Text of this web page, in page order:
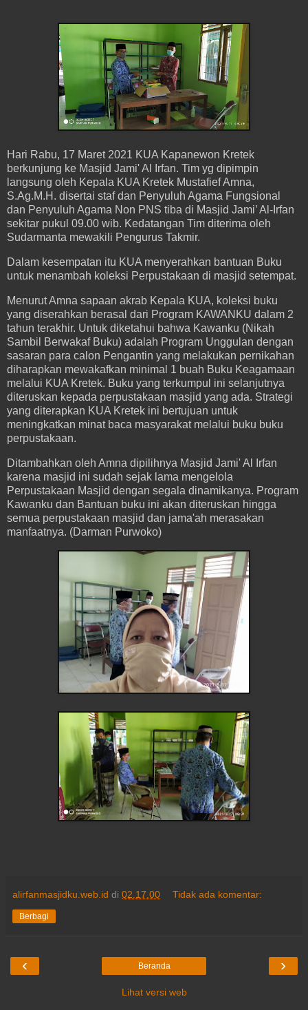
Hari Rabu, 17 Maret 2021 KUA Kapanewon Kretek
berkunjung ke Masjid Jami' Al Irfan. Tim yg dipimpin
langsung oleh Kepala KUA Kretek Mustafief Amna,
S.Ag.M.H. disertai staf dan Penyuluh Agama Fungsional
dan Penyuluh Agama Non PNS tiba di Masjid Jami’ Al-Irfan
sekitar pukul 09.00 wib. Kedatangan Tim diterima oleh
Sudarmanta mewakili Pengurus Takmir.
Dalam kesempatan itu KUA menyerahkan bantuan Buku
untuk menambah koleksi Perpustakaan di masjid setempat.
Menurut Amna sapaan akrab Kepala KUA, koleksi buku
yang diserahkan berasal dari Program KAWANKU dalam 2
tahun terakhir. Untuk diketahui bahwa Kawanku (Nikah
Sambil Berwakaf Buku) adalah Program Unggulan dengan
sasaran para calon Pengantin yang melakukan pernikahan
diharapkan mewakafkan minimal 1 buah Buku Keagamaan
melalui KUA Kretek. Buku yang terkumpul ini selanjutnya
diteruskan kepada perpustakaan masjid yang ada. Strategi
yang diterapkan KUA Kretek ini bertujuan untuk
meningkatkan minat baca masyarakat melalui buku buku
perpustakaan.
Ditambahkan oleh Amna dipilihnya Masjid Jami' Al Irfan
karena masjid ini sudah sejak lama mengelola
Perpustakaan Masjid dengan segala dinamikanya. Program
Kawanku dan Bantuan buku ini akan diteruskan hingga
semua perpustakaan masjid dan jama'ah merasakan
manfaatnya. (Darman Purwoko)
alirfanmasjidku.web.id di 02.17.00 Tidak ada komentar:
Berbagi
‹ ›
Beranda
Lihat versi web